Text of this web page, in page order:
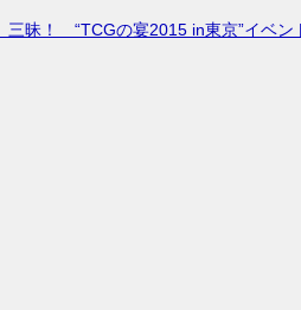
三昧！ “TCGの宴2015 in東京”イベン